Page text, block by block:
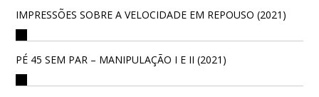
IMPRESSÕES SOBRE A VELOCIDADE EM REPOUSO (2021)
PÉ 45 SEM PAR – MANIPULAÇÃO I E II (2021)